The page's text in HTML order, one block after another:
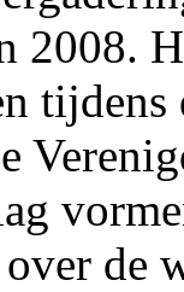
2008.
tijdens
de